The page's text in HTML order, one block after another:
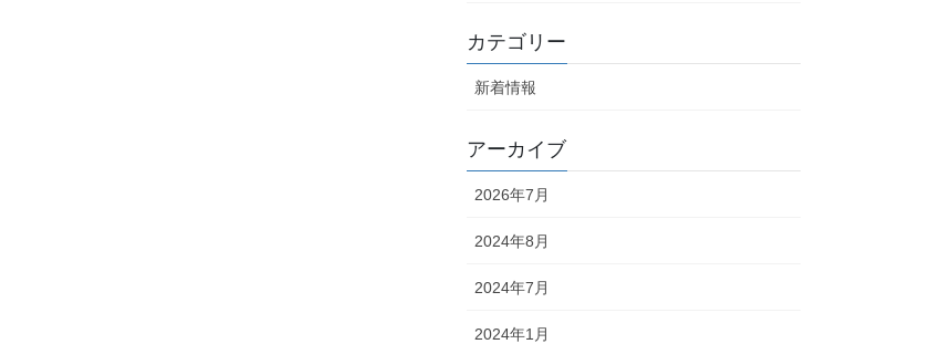
カテゴリー
新着情報
アーカイブ
2026年7月
2024年8月
2024年7月
2024年1月